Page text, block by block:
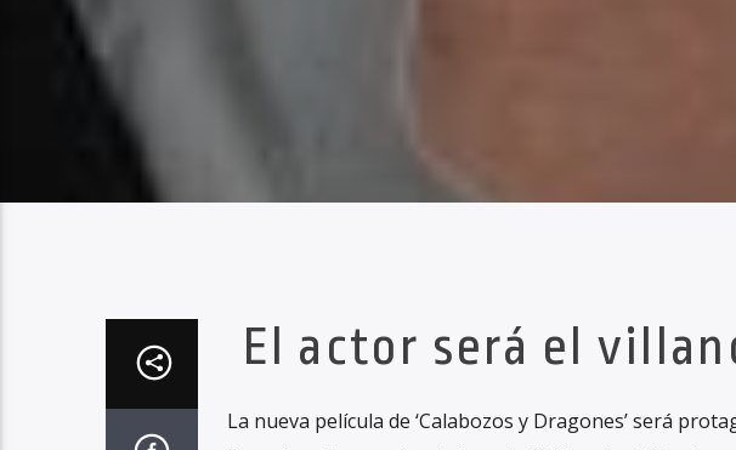
El actor será el
La nueva película de ‘Calabozos y Dragones’ será